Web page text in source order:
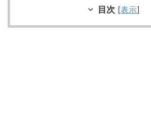
目次 [表示]